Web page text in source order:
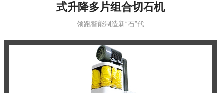
式升降多片组合切石机
领跑智能制造新“石”代